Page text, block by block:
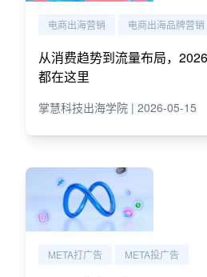
电商出海营销 电商出海品牌营销
从消费趋势到流量布局，
都在这里
掌慧科技出海学院 | 2026-05-15
META打广告 META投广告